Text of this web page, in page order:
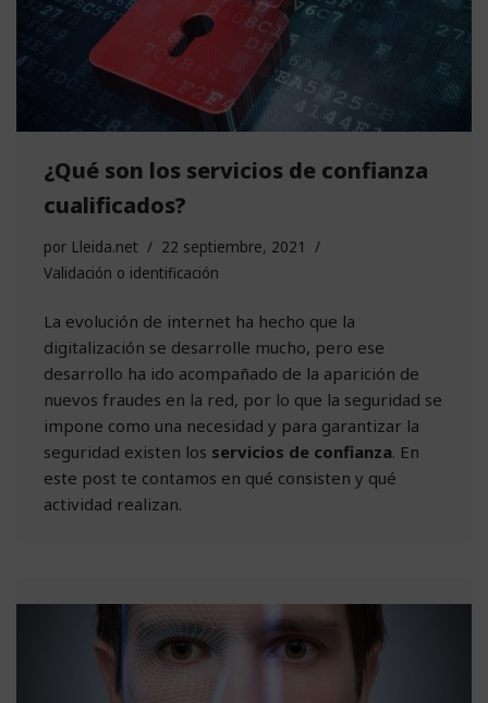
¿Qué son los servicios de confianza
cualificados?
por Lleida.net
22 septiembre, 2021
Validación o identificación
La evolución de internet ha hecho que la
digitalización se desarrolle mucho, pero ese
desarrollo ha ido acompañado de la aparición de
nuevos fraudes en la red, por lo que la seguridad se
impone como una necesidad y para garantizar la
seguridad existen los servicios de confianza. En
este post te contamos en qué consisten y qué
actividad realizan.